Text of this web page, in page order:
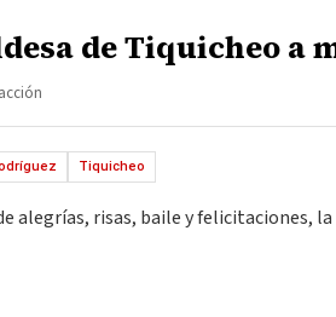
de Tiquicheo a
Tiquicheo
alegrías, risas, baile y felicitaciones,